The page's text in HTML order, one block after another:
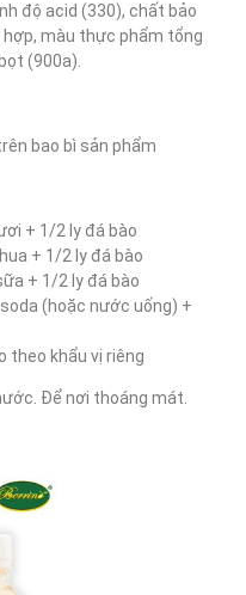
độ acid (330), chất bảo
màu thực phẩm tổng
(900a).
bao bì sản phẩm
+ 1/2 ly đá bào
+ 1/2 ly đá bào
+ 1/2 ly đá bào
(hoặc nước uống) +
theo khẩu vị riêng
Để nơi thoáng mát.